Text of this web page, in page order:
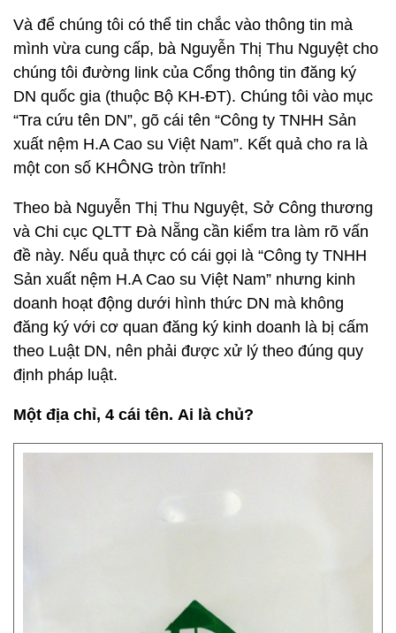
Và để chúng tôi có thể tin chắc vào thông tin mà
mình vừa cung cấp, bà Nguyễn Thị Thu Nguyệt cho
chúng tôi đường link của Cổng thông tin đăng ký
DN quốc gia (thuộc Bộ KH-ĐT). Chúng tôi vào mục
“Tra cứu tên DN”, gõ cái tên “Công ty TNHH Sản
xuất nệm H.A Cao su Việt Nam”. Kết quả cho ra là
một con số KHÔNG tròn trĩnh!
Theo bà Nguyễn Thị Thu Nguyệt, Sở Công thương
và Chi cục QLTT Đà Nẵng cần kiểm tra làm rõ vấn
đề này. Nếu quả thực có cái gọi là “Công ty TNHH
Sản xuất nệm H.A Cao su Việt Nam” nhưng kinh
doanh hoạt động dưới hình thức DN mà không
đăng ký với cơ quan đăng ký kinh doanh là bị cấm
theo Luật DN, nên phải được xử lý theo đúng quy
định pháp luật.
Một địa chỉ, 4 cái tên. Ai là chủ?